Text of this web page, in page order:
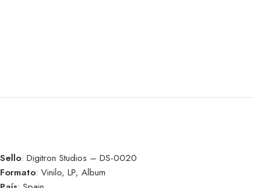
Sello: Digitron Studios – DS-0020
Formato: Vinilo, LP, Album